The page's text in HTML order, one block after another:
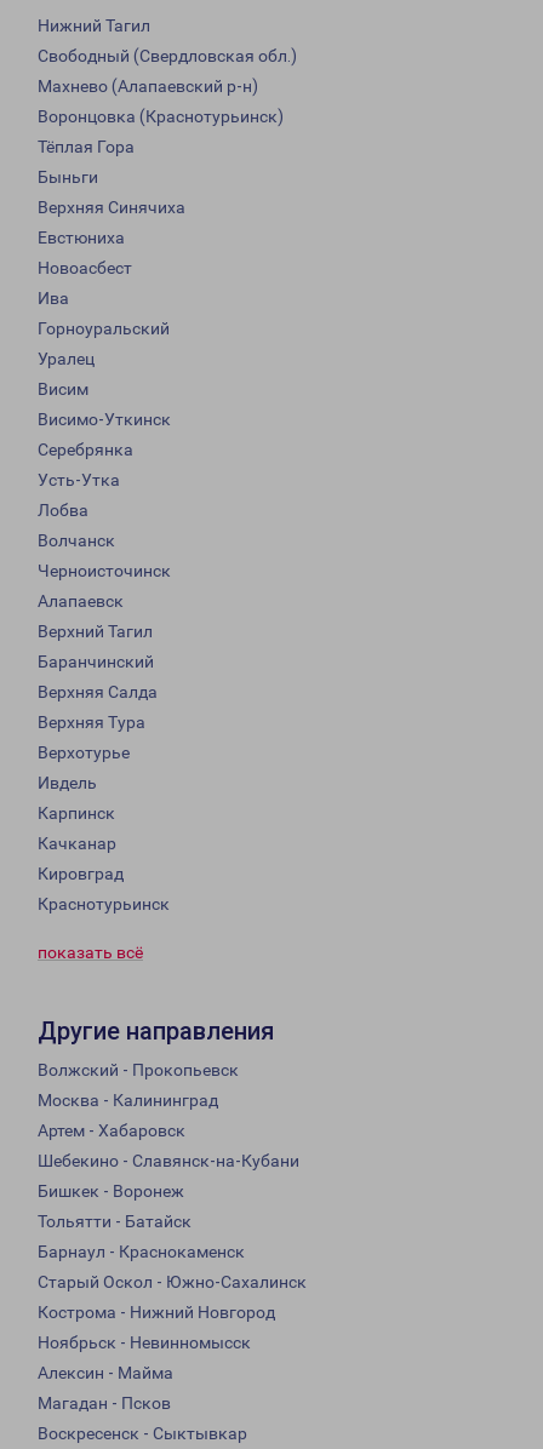
Нижний Тагил
Свободный (Свердловская обл.)
Махнево (Алапаевский р-н)
Воронцовка (Краснотурьинск)
Тёплая Гора
Быньги
Верхняя Синячиха
Евстюниха
Новоасбест
Ива
Горноуральский
Уралец
Висим
Висимо-Уткинск
Серебрянка
Усть-Утка
Лобва
Волчанск
Черноисточинск
Алапаевск
Верхний Тагил
Баранчинский
Верхняя Салда
Верхняя Тура
Верхотурье
Ивдель
Карпинск
Качканар
Кировград
Краснотурьинск
показать всё
Другие направления
Волжский - Прокопьевск
Москва - Калининград
Артем - Хабаровск
Шебекино - Славянск-на-Кубани
Бишкек - Воронеж
Тольятти - Батайск
Барнаул - Краснокаменск
Старый Оскол - Южно-Сахалинск
Кострома - Нижний Новгород
Ноябрьск - Невинномысск
Алексин - Майма
Магадан - Псков
Воскресенск - Сыктывкар